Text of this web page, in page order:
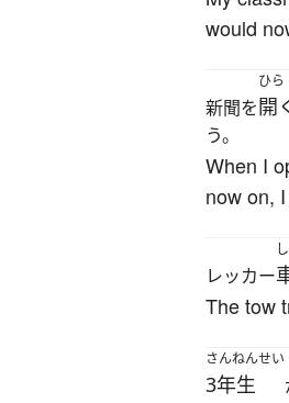
would
新聞を
ひら
開
う。
When I
now on,
レッカー
The tow
さんねんせい
3年生